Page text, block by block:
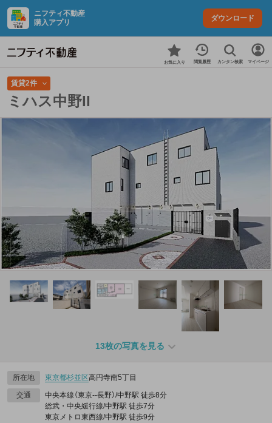
ニフティ不動産
購入アプリ
ダウンロード
お気に入り 閲覧履歴 カンタン検索 マイページ
賃貸2件
ミハス中野II
13枚の写真を見る
所在地 東京都杉並区高円寺南5丁目
交通
中央本線（東京--長野）/中野駅 徒歩8分
総武・中央緩行線/中野駅 徒歩7分
東京メトロ東西線/中野駅 徒歩9分